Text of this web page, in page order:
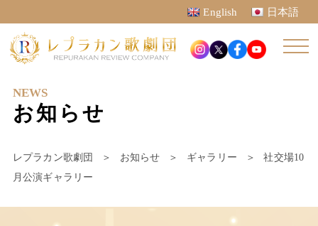
English 日本語
NEWS
お知らせ
レプラカン歌劇団 ＞ お知らせ ＞ ギャラリー ＞
社交場10
月公演ギャラリー